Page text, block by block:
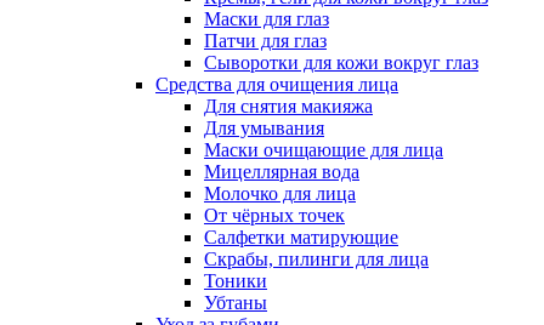
Маски для глаз
Патчи для глаз
Сыворотки для кожи вокруг глаз
Средства для очищения лица
Для снятия макияжа
Для умывания
Маски очищающие для лица
Мицеллярная вода
Молочко для лица
От чёрных точек
Салфетки матирующие
Скрабы, пилинги для лица
Тоники
Убтаны